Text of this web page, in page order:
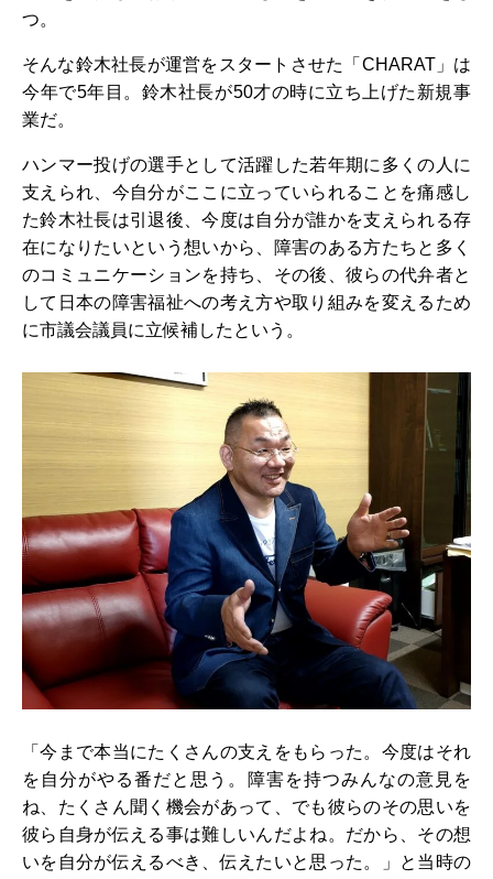
つ。
そんな鈴木社長が運営をスタートさせた「CHARAT」は
今年で5年目。鈴木社長が50才の時に立ち上げた新規事
業だ。
ハンマー投げの選手として活躍した若年期に多くの人に
支えられ、今自分がここに立っていられることを痛感し
た鈴木社長は引退後、今度は自分が誰かを支えられる存
在になりたいという想いから、障害のある方たちと多く
のコミュニケーションを持ち、その後、彼らの代弁者と
して日本の障害福祉への考え方や取り組みを変えるため
に市議会議員に立候補したという。
「今まで本当にたくさんの支えをもらった。今度はそれ
を自分がやる番だと思う。障害を持つみんなの意見を
ね、たくさん聞く機会があって、でも彼らのその思いを
彼ら自身が伝える事は難しいんだよね。だから、その想
いを自分が伝えるべき、伝えたいと思った。」と当時の